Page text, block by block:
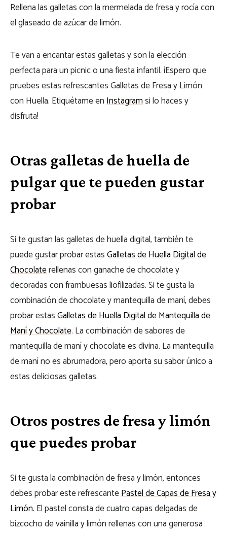
Rellena las galletas con la mermelada de fresa y rocía con
el glaseado de azúcar de limón.
Te van a encantar estas galletas y son la elección
perfecta para un picnic o una fiesta infantil. ¡Espero que
pruebes estas refrescantes Galletas de Fresa y Limón
con Huella. Etiquétame enInstagramsi lo haces y
disfruta!
Otras galletas de huella de
pulgar que te pueden gustar
probar
Si te gustan las galletas de huella digital, también te
puede gustar probar estasGalletas de Huella Digital de
Chocolaterellenas con ganache de chocolate y
decoradas con frambuesas liofilizadas. Si te gusta la
combinación de chocolate y mantequilla de maní, debes
probar estasGalletas de Huella Digital de Mantequilla de
Maní y Chocolate. La combinación de sabores de
mantequilla de maní y chocolate es divina. La mantequilla
de maní no es abrumadora, pero aporta su sabor único a
estas deliciosas galletas.
Otros postres de fresa y limón
que puedes probar
Si te gusta la combinación de fresa y limón, entonces
debes probar este refrescantePastel de Capas de Fresa y
Limón.El pastel consta de cuatro capas delgadas de
bizcocho de vainilla y limón rellenas con una generosa